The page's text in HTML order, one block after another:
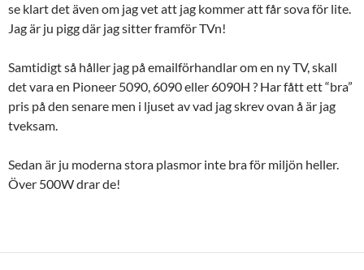
se klart det även om jag vet att jag kommer att får sova för lite.
Jag är ju pigg där jag sitter framför TVn!
Samtidigt så håller jag på emailförhandlar om en ny TV, skall
det vara en Pioneer 5090, 6090 eller 6090H ? Har fått ett “bra”
pris på den senare men i ljuset av vad jag skrev ovan å är jag
tveksam.
Sedan är ju moderna stora plasmor inte bra för miljön heller.
Över 500W drar de!